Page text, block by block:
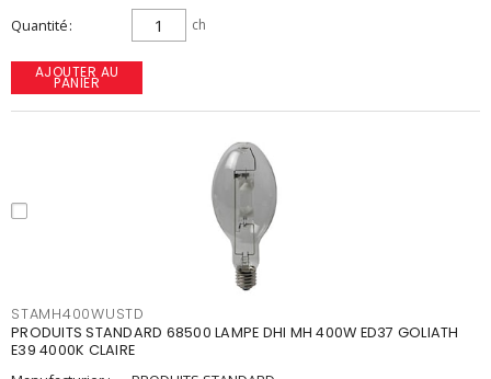
Quantité ch
AJOUTER AU
PANIER
STAMH400WUSTD
PRODUITS STANDARD 68500 LAMPE DHI MH 400W ED37 GOLIATH
E39 4000K CLAIRE